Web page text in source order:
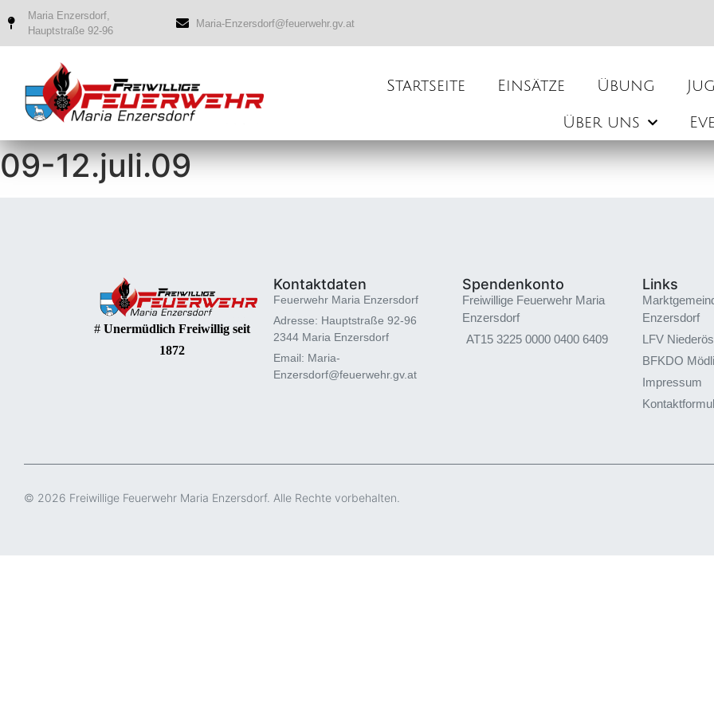
Maria Enzersdorf,
Hauptstraße 92-96
Maria-Enzersdorf@feuerwehr.gv.at
Startseite Einsätze Übung
Über uns
09-12.juli.09
# Unermüdlich Freiwillig seit
1872
Kontaktdaten
Feuerwehr Maria Enzersdorf
Adresse: Hauptstraße 92-96
2344 Maria Enzersdorf
Email: Maria-
Enzersdorf@feuerwehr.gv.at
Spendenkonto
Freiwillige Feuerwehr Maria
Enzersdorf
AT15 3225 0000 0400 6409
Links
Enzersdorf
LFV
BFKDO
Impressum
© 2026 Freiwillige Feuerwehr Maria Enzersdorf. Alle Rechte vorbehalten.